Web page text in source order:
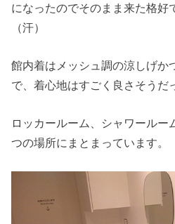
になったのでそのまま来た格好
（汗）
館内着はメッシュ調の涼しげか
で、着心地はすごく良さそうだ
ロッカールーム、シャワールー
つの場所にまとまっています。